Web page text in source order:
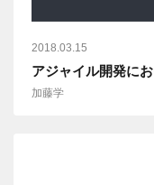
2018.03.15
アジャイル開発に
加藤学